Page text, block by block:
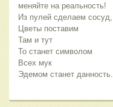
меняйте на реальность!
Из пулей сделаем сосуд,
Цветы поставим
Там и тут
То станет символом
Всех мук
Эдемом станет данность.